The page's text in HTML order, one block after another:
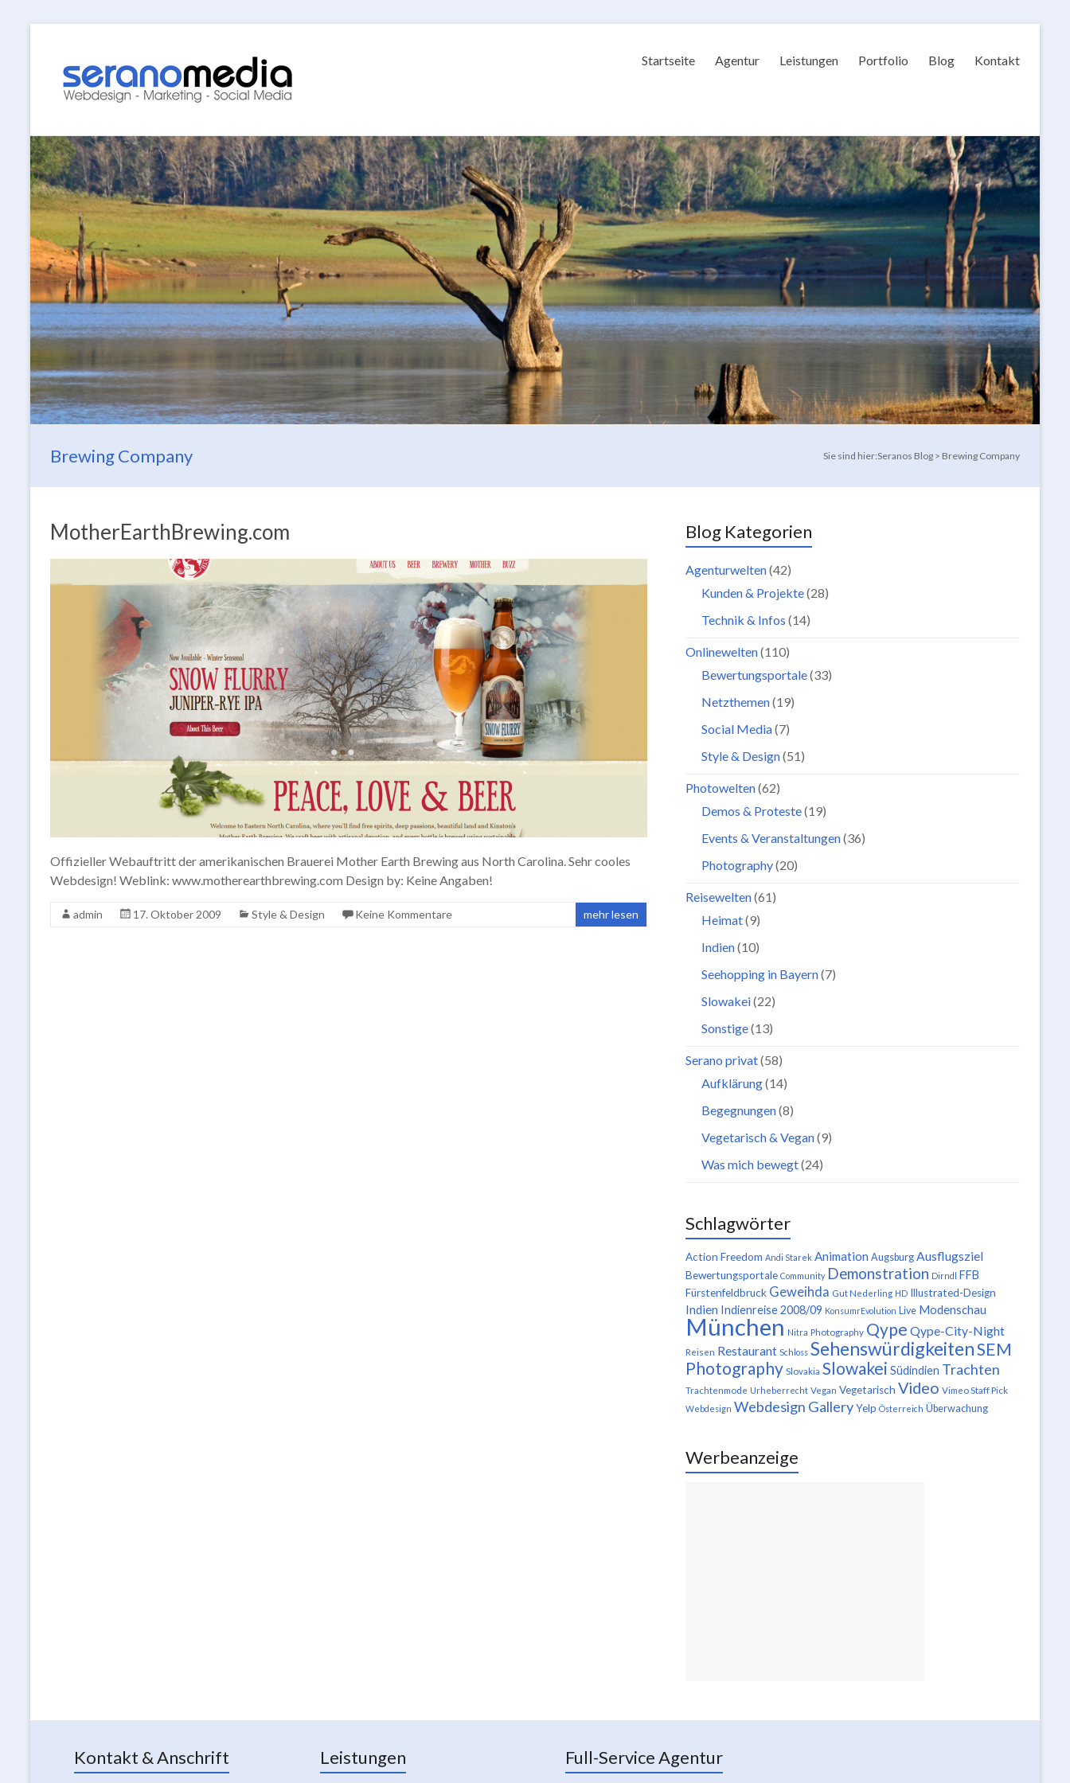
Startseite Agentur Leistungen Portfolio Blog Kontakt
Brewing Company Sie sind hier:Seranos Blog > Brewing Company
MotherEarthBrewing.com
Offizieller Webauftritt der amerikanischen Brauerei Mother Earth Brewing aus North Carolina. Sehr cooles
Webdesign! Weblink: www.motherearthbrewing.com Design by: Keine Angaben!
admin 17. Oktober 2009 Style & Design Keine Kommentare mehr lesen
Blog Kategorien
Agenturwelten(42)
Kunden & Projekte(28)
Technik & Infos (14)
Onlinewelten(110)
Bewertungsportale(33)
Netzthemen(19)
Social Media(7)
Style & Design(51)
Photowelten(62)
Demos & Proteste(19)
Events & Veranstaltungen(36)
Photography(20)
Reisewelten(61)
Heimat(9)
Indien(10)
Seehopping in Bayern(7)
Slowakei(22)
Sonstige(13)
Serano privat(58)
Aufklärung(14)
Begegnungen(8)
Vegetarisch & Vegan(9)
Was mich bewegt(24)
Schlagwörter
Action Freedom Andi Starek Animation Augsburg Ausflugsziel
Bewertungsportale Community Demonstration Dirndl FFB
Fürstenfeldbruck Geweihda Gut Nederling HD Illustrated-Design
Indien Indienreise 2008/09 KonsumrEvolution Live Modenschau
München Nitra Photography Qype Qype-City-Night
Reisen Restaurant Schloss SehenswürdigkeitenSEM
Photography Slovakia Slowakei Südindien Trachten
Trachtenmode Urheberrecht Vegan Vegetarisch Video Vimeo Staff Pick
Webdesign Webdesign GalleryYelp Österreich Überwachung
Werbeanzeige
Kontakt & Anschrift Leistungen Full-Service Agentur